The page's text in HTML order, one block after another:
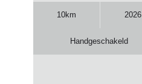
10km 2026
Handgeschakeld